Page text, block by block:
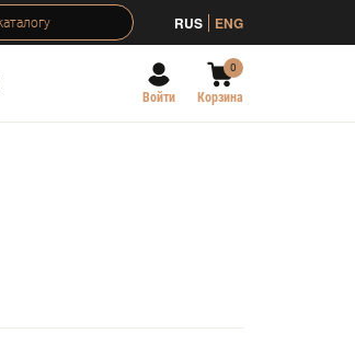
RUS ENG
Войти
0
Корзина